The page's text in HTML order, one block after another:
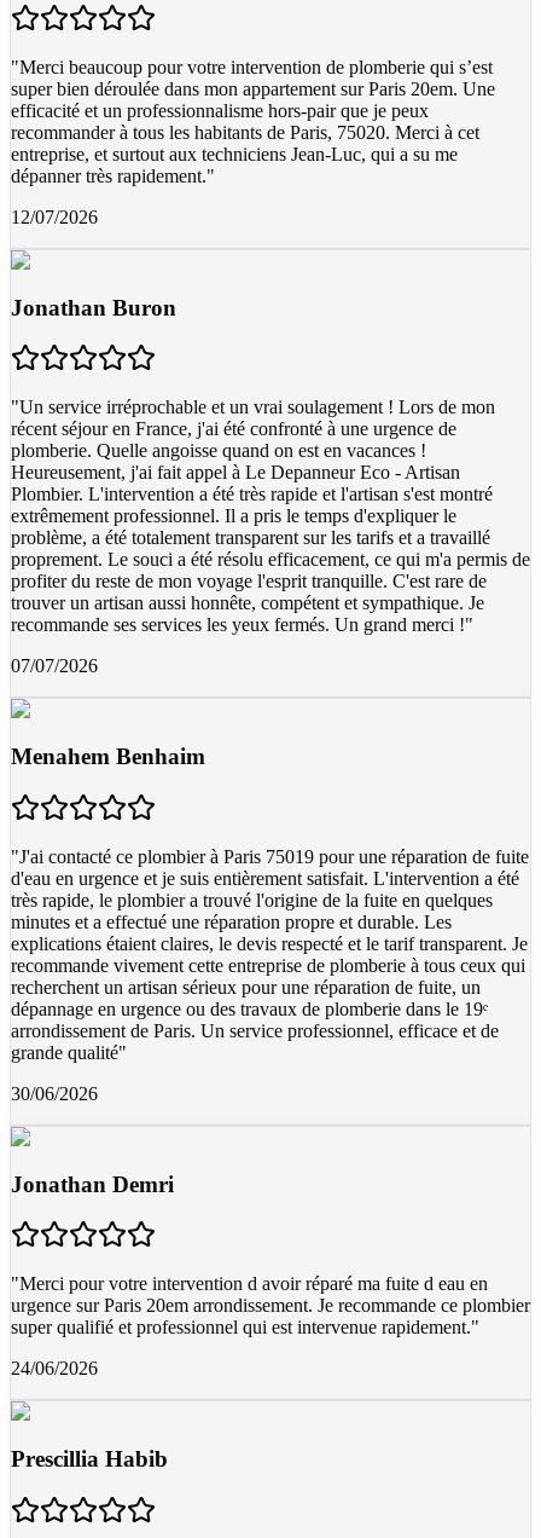
"Merci beaucoup pour votre intervention de plomberie qui s’est
super bien déroulée dans mon appartement sur Paris 20em. Une
efficacité et un professionnalisme hors-pair que je peux
recommander à tous les habitants de Paris, 75020. Merci à cet
entreprise, et surtout aux techniciens Jean-Luc, qui a su me
dépanner très rapidement."
12/07/2026
Jonathan Buron
"Un service irréprochable et un vrai soulagement ! Lors de mon
récent séjour en France, j'ai été confronté à une urgence de
plomberie. Quelle angoisse quand on est en vacances !
Heureusement, j'ai fait appel à Le Depanneur Eco - Artisan
Plombier. L'intervention a été très rapide et l'artisan s'est montré
extrêmement professionnel. Il a pris le temps d'expliquer le
problème, a été totalement transparent sur les tarifs et a travaillé
proprement. Le souci a été résolu efficacement, ce qui m'a permis de
profiter du reste de mon voyage l'esprit tranquille. C'est rare de
trouver un artisan aussi honnête, compétent et sympathique. Je
recommande ses services les yeux fermés. Un grand merci !"
07/07/2026
Menahem Benhaim
"J'ai contacté ce plombier à Paris 75019 pour une réparation de fuite
d'eau en urgence et je suis entièrement satisfait. L'intervention a été
très rapide, le plombier a trouvé l'origine de la fuite en quelques
minutes et a effectué une réparation propre et durable. Les
explications étaient claires, le devis respecté et le tarif transparent. Je
recommande vivement cette entreprise de plomberie à tous ceux qui
recherchent un artisan sérieux pour une réparation de fuite, un
dépannage en urgence ou des travaux de plomberie dans le 19ᵉ
arrondissement de Paris. Un service professionnel, efficace et de
grande qualité"
30/06/2026
Jonathan Demri
"Merci pour votre intervention d avoir réparé ma fuite d eau en
urgence sur Paris 20em arrondissement. Je recommande ce plombier
super qualifié et professionnel qui est intervenue rapidement."
24/06/2026
Prescillia Habib